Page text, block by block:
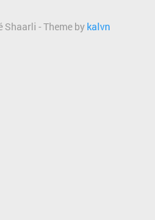
Shaarli - Theme by kalvn